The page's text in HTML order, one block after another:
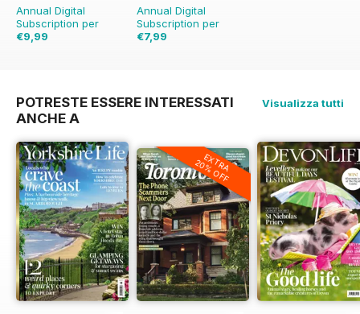
Annual Digital
Subscription per
€9,99
Annual Digital
Subscription per
€7,99
POTRESTE ESSERE INTERESSATI
ANCHE A
Visualizza tutti
EXTRA
20% OFF